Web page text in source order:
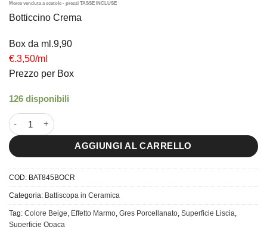
Botticcino Crema
Box da ml.9,90
€.3,50/ml
Prezzo per Box
126 disponibili
8x45 Battiscopa Botticcino Crema quantità
AGGIUNGI AL CARRELLO
COD: BAT845BOCR
Categoria: Battiscopa in Ceramica
Tag: Colore Beige, Effetto Marmo, Gres Porcellanato, Superficie Liscia,
Superficie Opaca